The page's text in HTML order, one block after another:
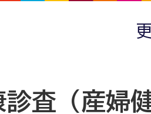
診査（産婦